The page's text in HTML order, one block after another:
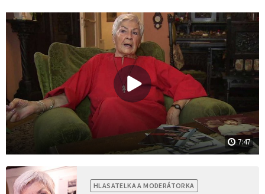
7:47
HLASATELKA A MODERÁTORKA